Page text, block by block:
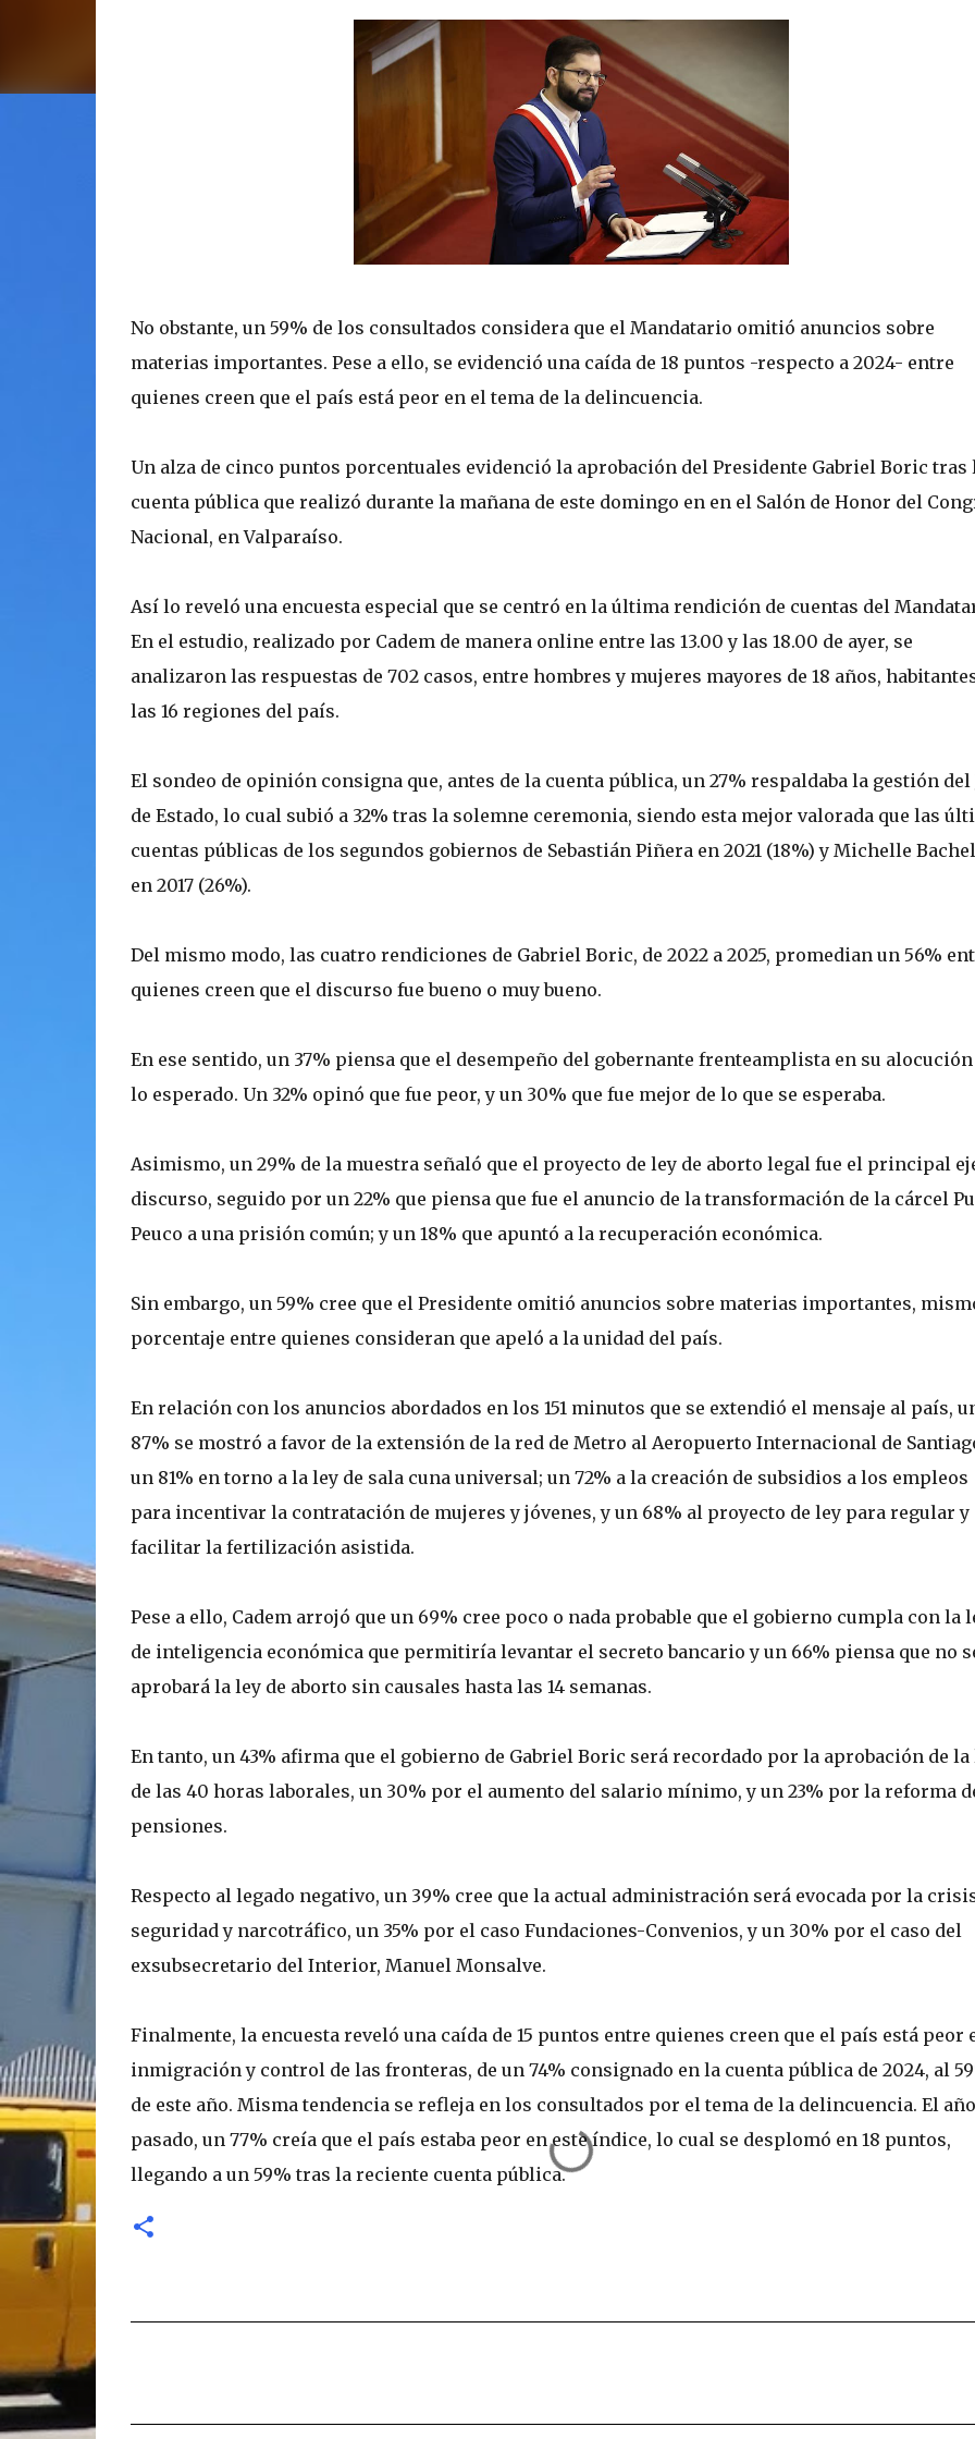
No obstante, un 59% de los consultados considera que el Mandatario omitió anuncios sobre
materias importantes. Pese a ello, se evidenció una caída de 18 puntos -respecto a 2024- entre
quienes creen que el país está peor en el tema de la delincuencia.
Un alza de cinco puntos porcentuales evidenció la aprobación del Presidente Gabriel Boric tras
cuenta pública que realizó durante la mañana de este domingo en en el Salón de Honor del
Nacional, en Valparaíso.
Así lo reveló una encuesta especial que se centró en la última rendición de cuentas del
En el estudio, realizado por Cadem de manera online entre las 13.00 y las 18.00 de ayer, se
analizaron las respuestas de 702 casos, entre hombres y mujeres mayores de 18 años,
las 16 regiones del país.
El sondeo de opinión consigna que, antes de la cuenta pública, un 27% respaldaba la gestión del
de Estado, lo cual subió a 32% tras la solemne ceremonia, siendo esta mejor valorada que las
cuentas públicas de los segundos gobiernos de Sebastián Piñera en 2021 (18%) y Michelle
en 2017 (26%).
Del mismo modo, las cuatro rendiciones de Gabriel Boric, de 2022 a 2025, promedian un 56%
quienes creen que el discurso fue bueno o muy bueno.
En ese sentido, un 37% piensa que el desempeño del gobernante frenteamplista en su alocución
lo esperado. Un 32% opinó que fue peor, y un 30% que fue mejor de lo que se esperaba.
Asimismo, un 29% de la muestra señaló que el proyecto de ley de aborto legal fue el principal
discurso, seguido por un 22% que piensa que fue el anuncio de la transformación de la cárcel
Peuco a una prisión común; y un 18% que apuntó a la recuperación económica.
Sin embargo, un 59% cree que el Presidente omitió anuncios sobre materias importantes,
porcentaje entre quienes consideran que apeló a la unidad del país.
En relación con los anuncios abordados en los 151 minutos que se extendió el mensaje al país,
87% se mostró a favor de la extensión de la red de Metro al Aeropuerto Internacional de
un 81% en torno a la ley de sala cuna universal; un 72% a la creación de subsidios a los empleos
para incentivar la contratación de mujeres y jóvenes, y un 68% al proyecto de ley para regular y
facilitar la fertilización asistida.
Pese a ello, Cadem arrojó que un 69% cree poco o nada probable que el gobierno cumpla con la
de inteligencia económica que permitiría levantar el secreto bancario y un 66% piensa que no
aprobará la ley de aborto sin causales hasta las 14 semanas.
En tanto, un 43% afirma que el gobierno de Gabriel Boric será recordado por la aprobación de la
de las 40 horas laborales, un 30% por el aumento del salario mínimo, y un 23% por la reforma
pensiones.
Respecto al legado negativo, un 39% cree que la actual administración será evocada por la
seguridad y narcotráfico, un 35% por el caso Fundaciones-Convenios, y un 30% por el caso del
exsubsecretario del Interior, Manuel Monsalve.
Finalmente, la encuesta reveló una caída de 15 puntos entre quienes creen que el país está peor
inmigración y control de las fronteras, de un 74% consignado en la cuenta pública de 2024, al
de este año. Misma tendencia se refleja en los consultados por el tema de la delincuencia. El año
pasado, un 77% creía que el país estaba peor en este índice, lo cual se desplomó en 18 puntos,
llegando a un 59% tras la reciente cuenta pública.